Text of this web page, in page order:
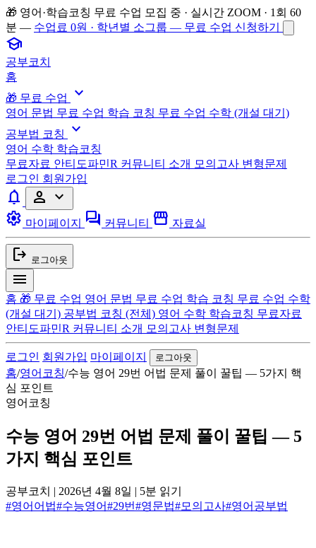
🎁 영어·학습코칭 무료 수업 모집 중 · 실시간 ZOOM · 1회 60
분 — 수업료 0원 · 학년별 소그룹 — 무료 수업 신청하기
school
공부코치
홈
🎁 무료 수업
expand_more
영어 문법 무료 수업 학습 코칭 무료 수업 수학 (개설 대기)
공부법 코칭
expand_more
영어 수학 학습코칭
무료자료 안티도파민R 커뮤니티 소개 모의고사 변형문제
로그인 회원가입
notifications person expand_more
settings 마이페이지 forum 커뮤니티 storefront 자료실
logout 로그아웃
menu
홈 🎁 무료 수업 영어 문법 무료 수업 학습 코칭 무료 수업 수학
(개설 대기) 공부법 코칭 (전체) 영어 수학 학습코칭 무료자료
안티도파민R 커뮤니티 소개 모의고사 변형문제
로그인 회원가입 마이페이지 로그아웃
홈/영어코칭/수능 영어 29번 어법 문제 풀이 꿀팁 — 5가지 핵
심 포인트
영어코칭
수능 영어 29번 어법 문제 풀이 꿀팁 — 5
가지 핵심 포인트
공부코치 | 2026년 4월 8일 | 5분 읽기
#영어어법#수능영어#29번#영문법#모의고사#영어공부법